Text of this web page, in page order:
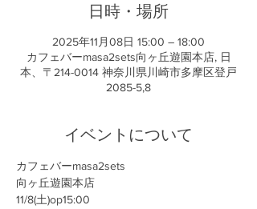
日時・場所
2025年11月08日 15:00 – 18:00
カフェバーmasa2sets向ヶ丘遊園本店, 日
本、〒214-0014 神奈川県川崎市多摩区登戸
2085-5,8
イベントについて
カフェバーmasa2sets
向ヶ丘遊園本店
11/8(土)op15:00